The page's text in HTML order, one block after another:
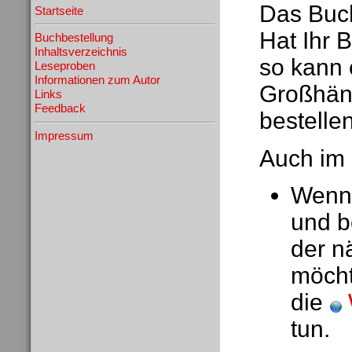
Startseite
Buchbestellung
Inhaltsverzeichnis
Leseproben
Informationen zum Autor
Links
Feedback
Impressum
Das
Hat Ihr
so kann
Auch im
und
der
die
tun.